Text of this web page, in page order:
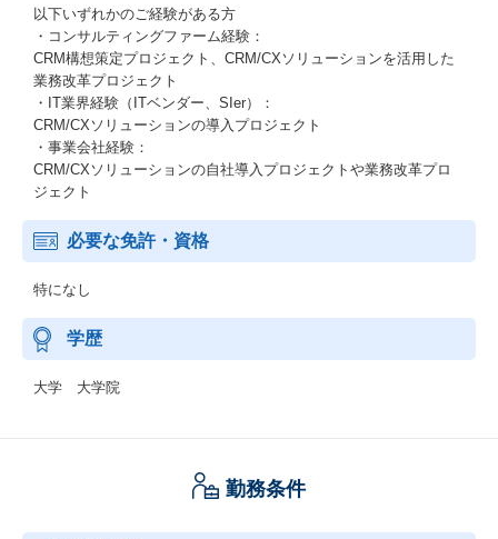
以下いずれかのご経験がある方
・コンサルティングファーム経験：
CRM構想策定プロジェクト、CRM/CXソリューションを活用した
業務改革プロジェクト
・IT業界経験（ITベンダー、SIer）：
CRM/CXソリューションの導入プロジェクト
・事業会社経験：
CRM/CXソリューションの自社導入プロジェクトや業務改革プロ
ジェクト
必要な免許・資格
特になし
学歴
大学 大学院
勤務条件